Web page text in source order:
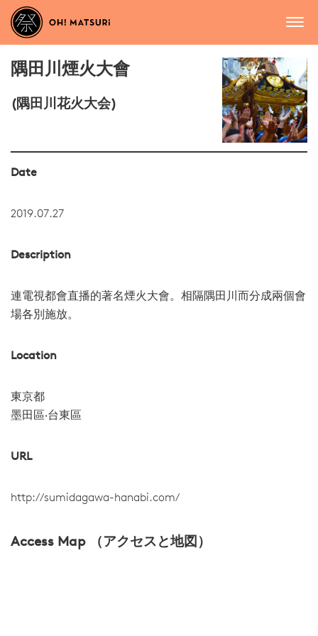
隅田川煙火大會
(隅田川花火大会)
Date
2019.07.27
Description
連電視都會直播的著名煙火大會。相隔隅田川而分成兩個會
場各別施放。
Location
東京都
墨田區‧台東區
URL
http://sumidagawa-hanabi.com/
Access Map （アクセスと地図）